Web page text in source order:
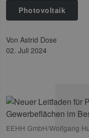
Photovoltaik
EEHH GmbH/Wolfgang
von Astrid Dose
02. Juli 2024